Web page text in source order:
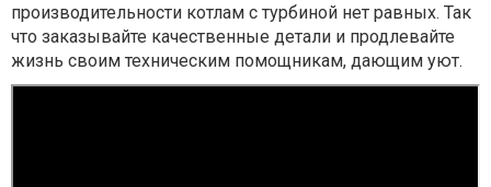
производительности котлам с турбиной нет равных. Так
что заказывайте качественные детали и продлевайте
жизнь своим техническим помощникам, дающим уют.